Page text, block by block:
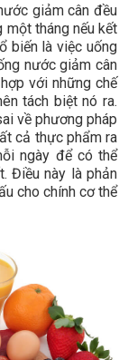
giảm cân đều
tháng nếu kết
biến là việc uống
nước giảm cân
với những chế
tách biệt nó ra.
về phương pháp
cả thực phẩm ra
ngày để có thể
Điều này là phản
cho chính cơ thể